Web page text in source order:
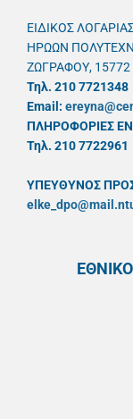
ΕΙΔΙΚΟΣ
ΗΡΩΩΝ
ΖΩΓΡΑΦΟΥ,
Τηλ. 210 7721348
Email:
ΠΛΗΡΟΦΟΡΙΕΣ
Τηλ. 210 7722961
ΥΠΕΥΘYΝΟΣ